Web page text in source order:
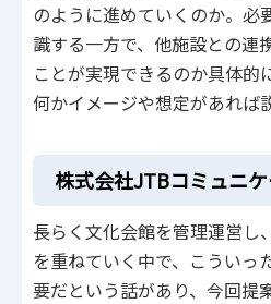
のように進めていくのか。必
識する一方で、他施設との連
ことが実現できるのか具体的
何かイメージや想定があれば
株式会社JTBコミュニ
長らく文化会館を管理運営し
を重ねていく中で、こういっ
要だという話があり、今回提